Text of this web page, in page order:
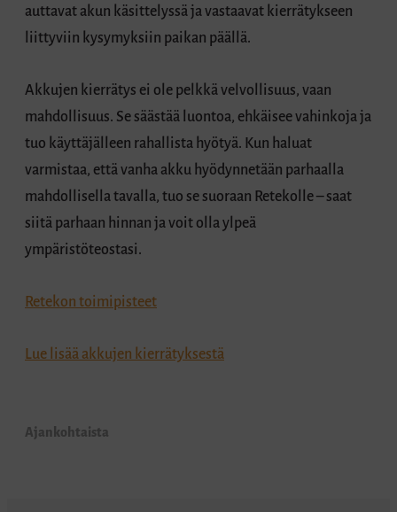
auttavat akun käsittelyssä ja vastaavat kierrätykseen
liittyviin kysymyksiin paikan päällä.
Akkujen kierrätys ei ole pelkkä velvollisuus, vaan
mahdollisuus. Se säästää luontoa, ehkäisee vahinkoja ja
tuo käyttäjälleen rahallista hyötyä. Kun haluat
varmistaa, että vanha akku hyödynnetään parhaalla
mahdollisella tavalla, tuo se suoraan Retekolle – saat
siitä parhaan hinnan ja voit olla ylpeä
ympäristöteostasi.
Retekon toimipisteet
Lue lisää akkujen kierrätyksestä
Ajankohtaista